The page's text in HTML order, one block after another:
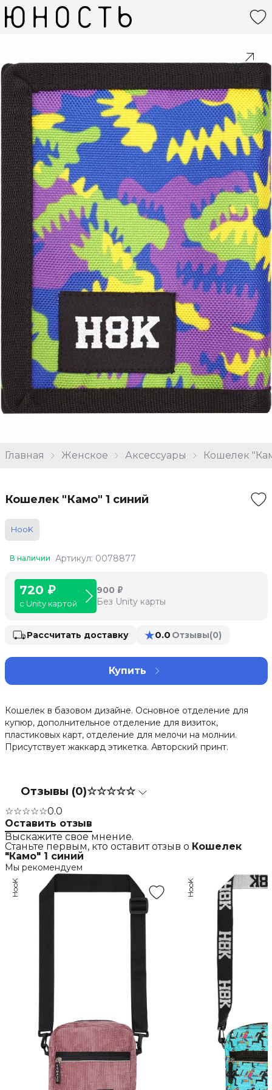
Главная Женское Аксессуары Кошелек
Кошелек "Камо" 1 синий
HooK
В наличии Артикул: 0078877
720 ₽
с Unity картой
900 ₽
Без Unity карты
Рассчитать доставку ★0.0 Отзывы(0)
Купить
Кошелек в базовом дизайне. Основное отделение для
купюр, дополнительное отделение для визиток,
пластиковых карт, отделение для мелочи на молнии.
Присутствует жаккард этикетка. Авторский принт.
Отзывы (0)☆☆☆☆☆
☆☆☆☆☆0.0
Оставить отзыв
Выскажите свое мнение.
Станьте первым, кто оставит отзыв о Кошелек
"Камо" 1 синий
Мы рекомендуем
HooK HooK